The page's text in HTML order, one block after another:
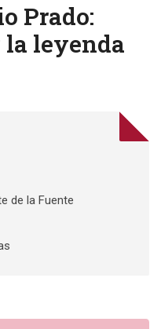
Prado:
leyenda
de la Fuente